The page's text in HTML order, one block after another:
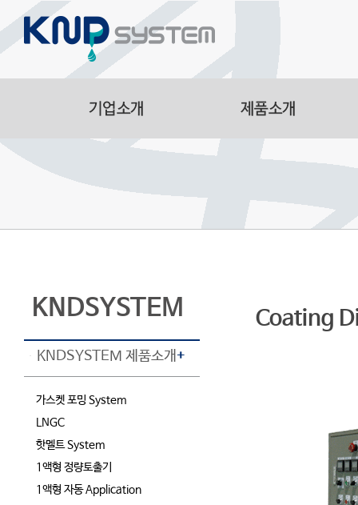
Manufacturing
Smart Logistics
KNDSYSTEM
KNDSYSTEM 제품소개+
가스켓 포밍 System
LNGC
핫멜트 System
1액형 정량토출기
1액형 자동 Application
Coating